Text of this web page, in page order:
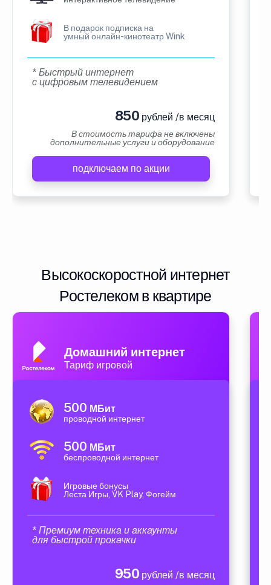
В подарок подписка на
умный онлайн-кинотеатр Wink
* Быстрый интернет
с цифровым телевидением
850 рублей /в месяц
В стоимость тарифа не включены
дополнительные услуги и оборудование
подключаем по акции
Высокоскоростной интернет
Ростелеком в квартире
Домашний интернет
Тариф игровой
500 МБит
проводной интернет
500 МБит
беспроводной интернет
Игровые бонусы
Леста Игры, VK Play, Фогейм
* Премиум техника и аккаунты
для быстрой прокачки
950 рублей /в месяц